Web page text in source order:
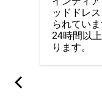
ッドドレ
られてい
24時間以
ります。